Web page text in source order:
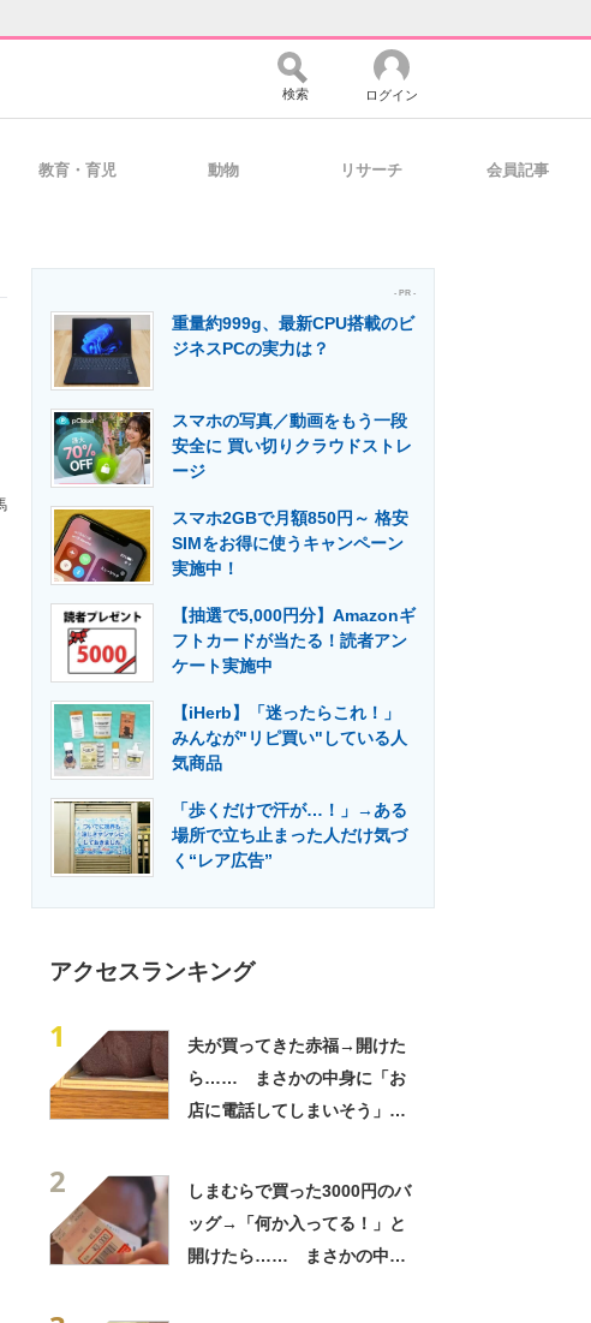
ダーのコミュニティ マーケ×ITの今がよく分かる
IT導入・活用を支援
ギーの専門メディア 建設×テクノロジーの最前線
検索 ログイン
教育・育児 動物 リサーチ 会員記事
- PR -
重量約999g、最新CPU搭載のビ
ジネスPCの実力は？
スマホの写真／動画をもう一段
安全に 買い切りクラウドストレ
ージ
スマホ2GBで月額850円～ 格安
SIMをお得に使うキャンペーン
実施中！
【抽選で5,000円分】Amazonギ
フトカードが当たる！読者アン
ケート実施中
【iHerb】「迷ったらこれ！」
みんなが"リピ買い"している人
気商品
「歩くだけで汗が…！」→ある
場所で立ち止まった人だけ気づ
く“レア広告”
アクセスランキング
1
夫が買ってきた赤福→開けた
ら…… まさかの中身に「お
店に電話してしまいそう」
2
しまむらで買った3000円のバ
ッグ→「何か入ってる！」と
開けたら…… まさかの中身